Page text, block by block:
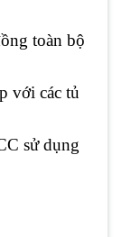
toàn bộ
với các tủ
sử dụng